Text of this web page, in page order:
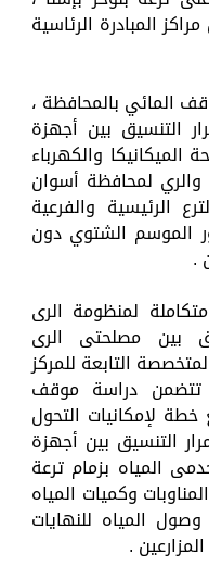
المبادرة الرئاسية
المائي بالمحافظة ،
التنسيق بين أجهزة
والكهرباء
والري لمحافظة أسوان
الرئيسية والفرعية
الموسم الشتوي دون
.
لمنظومة الرى
بين مصلحتى الرى
التابعة للمركز
تتضمن دراسة موقف
لإمكانيات التحول
التنسيق بين أجهزة
المياه بزمام ترعة
وكميات المياه
المياه للنهايات
.